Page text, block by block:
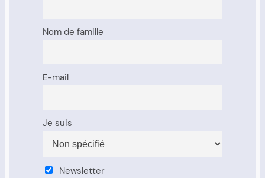
Nom de famille
E-mail
Je suis
Newsletter